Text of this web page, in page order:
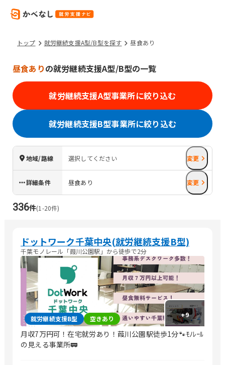
トップ 就労継続支援A型/B型を探す 昼食あり
昼食ありの就労継続支援A型/B型の一覧
就労継続支援A型事業所に絞り込む
就労継続支援B型事業所に絞り込む
地域/路線 選択してください 変更
詳細条件 昼食あり 変更
336件(1 -20件)
ドットワーク千葉中央(就労継続支援B型)
千葉モノレール「葭川公園駅」から徒歩で2分
+9
就労継続支援B型 空きあり
月収7万円可！在宅就労あり！葭川公園駅徒歩1分🐾ﾓﾉﾚｰﾙ
の見える事業所🚃